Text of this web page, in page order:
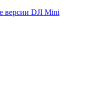
версии DJI Mini